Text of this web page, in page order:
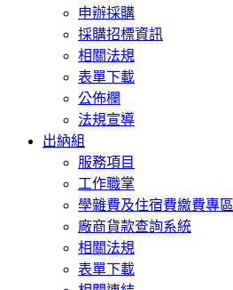
申辦採購
採購招標資訊
相關法規
表單下載
公佈欄
法規宣導
出納組
服務項目
工作職掌
學雜費及住宿費繳費專區
廠商貨款查詢系統
相關法規
表單下載